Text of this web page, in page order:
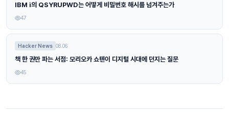
IBM i의 QSYRUPWD는 어떻게 비밀번호 해시를 넘겨주는가
47
Hacker News 08.06
책 한 권만 파는 서점: 모리오카 쇼텐이 디지털 시대에 던지는 질문
45